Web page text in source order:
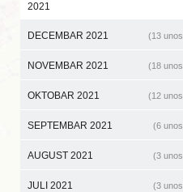
2021
DECEMBAR 2021 (13
NOVEMBAR 2021 (18
OKTOBAR 2021 (12
SEPTEMBAR 2021 (6
AUGUST 2021 (3
JULI 2021 (3